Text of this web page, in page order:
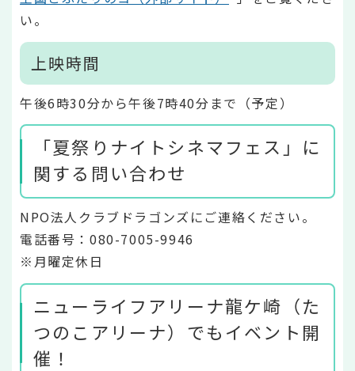
い。
上映時間
午後6時30分から午後7時40分まで（予定）
「夏祭りナイトシネマフェス」に
関する問い合わせ
NPO法人クラブドラゴンズにご連絡ください。
電話番号：080-7005-9946
※月曜定休日
ニューライフアリーナ龍ケ崎（た
つのこアリーナ）でもイベント開
催！